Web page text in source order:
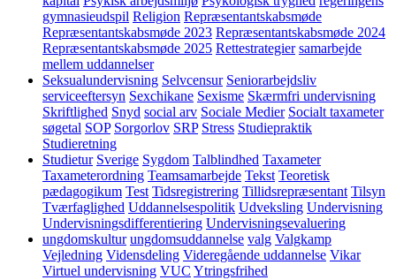
gymnasieudspil Religion Repræsentantskabsmøde
Repræsentantskabsmøde 2023 Repræsentantskabsmøde 2024
Repræsentantskabsmøde 2025 Rettestrategier samarbejde
mellem uddannelser
Seksualundervisning Selvcensur Seniorarbejdsliv
serviceeftersyn Sexchikane Sexisme Skærmfri undervisning
Skriftlighed Snyd social arv Sociale Medier Socialt taxameter
søgetal SOP Sorgorlov SRP Stress Studiepraktik
Studieretning
Studietur Sverige Sygdom Talblindhed Taxameter
Taxameterordning Teamsamarbejde Tekst Teoretisk
pædagogikum Test Tidsregistrering Tillidsrepræsentant Tilsyn
Tværfaglighed Uddannelsespolitik Udveksling Undervisning
Undervisningsdifferentiering Undervisningsevaluering
ungdomskultur ungdomsuddannelse valg Valgkamp
Vejledning Vidensdeling Videregående uddannelse Vikar
Virtuel undervisning VUC Ytringsfrihed